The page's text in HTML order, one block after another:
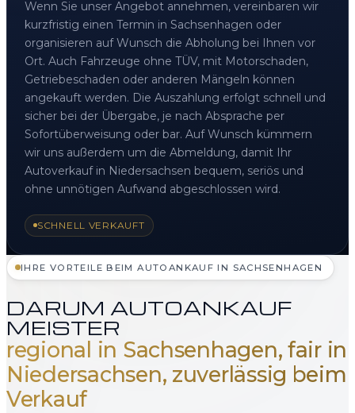
Wenn Sie unser Angebot annehmen, vereinbaren wir
kurzfristig einen Termin in Sachsenhagen oder
organisieren auf Wunsch die Abholung bei Ihnen vor
Ort. Auch Fahrzeuge ohne TÜV, mit Motorschaden,
Getriebeschaden oder anderen Mängeln können
angekauft werden. Die Auszahlung erfolgt schnell und
sicher bei der Übergabe, je nach Absprache per
Sofortüberweisung oder bar. Auf Wunsch kümmern
wir uns außerdem um die Abmeldung, damit Ihr
Autoverkauf in Niedersachsen bequem, seriös und
ohne unnötigen Aufwand abgeschlossen wird.
SCHNELL VERKAUFT
IHRE VORTEILE BEIM AUTOANKAUF IN SACHSENHAGEN
DARUM AUTOANKAUF
MEISTER
regional in Sachsenhagen, fair in
Niedersachsen, zuverlässig beim
Verkauf